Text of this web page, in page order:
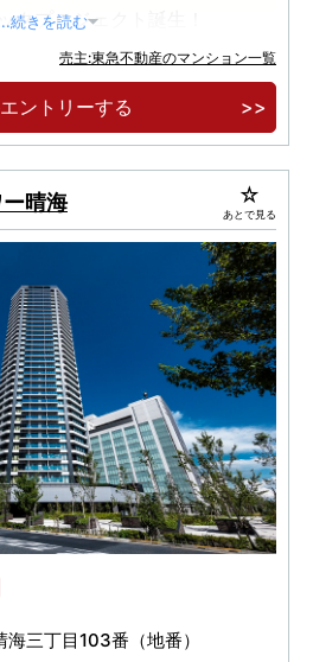
クプロジェクト誕生！
。フィットネスルーム・サウ
、ウェルビーイングな共用
の先進技術やサービス導
続きを読む
売主:東急不動産のマンション一覧
ントリーする
晴海 あとで見る
三丁目103番（地番）